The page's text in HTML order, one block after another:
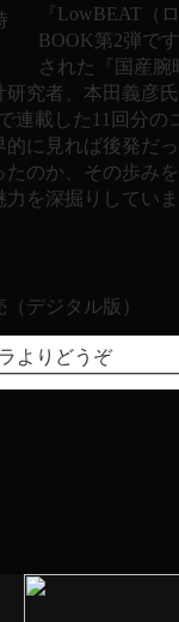
『LowBEAT（
BOOK第2弾で
された『国産
研究者、本田義彦
連載した11回分
的に見れば後発だ
たのか、その歩み
を深掘りしていま
デジタル版）
よりどうぞ